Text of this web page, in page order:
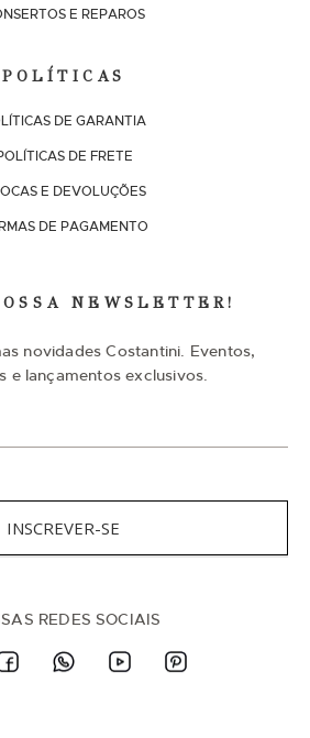
E REPAROS
POLÍTICAS
DE GARANTIA
DE FRETE
E DEVOLUÇÕES
DE PAGAMENTO
NEWSLETTER!
novidades Costantini. Eventos,
e lançamentos exclusivos.
INSCREVER-SE
REDES SOCIAIS